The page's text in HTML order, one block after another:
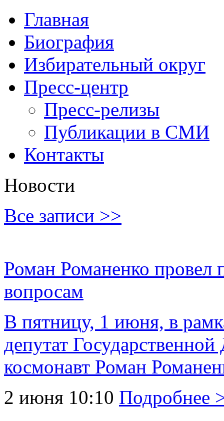
Главная
Биография
Избирательный округ
Пресс-центр
Пресс-релизы
Публикации в СМИ
Контакты
Новости
Все записи >>
Роман Романенко
вопросам
В пятницу, 1 июня, в
депутат
космонавт Роман
2 июня 10:10 Подробнее